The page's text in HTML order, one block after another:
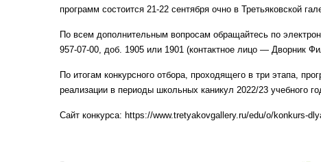
программ состоится 21-22 сентября очно в Третьяковской
По всем дополнительным вопросам обращайтесь по
957-07-00, доб. 1905 или 1901 (контактное лицо — Дворник
По итогам конкурсного отбора, проходящего в три этапа,
реализации в периоды школьных каникул 2022/23 учебного
Сайт конкурса: https://www.tretyakovgallery.ru/edu/o/konkurs-